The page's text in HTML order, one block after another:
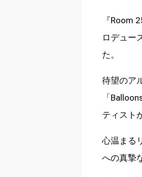
『Room
ロデュー
た。
待望のア
「
ティスト
心温まる
への真摯